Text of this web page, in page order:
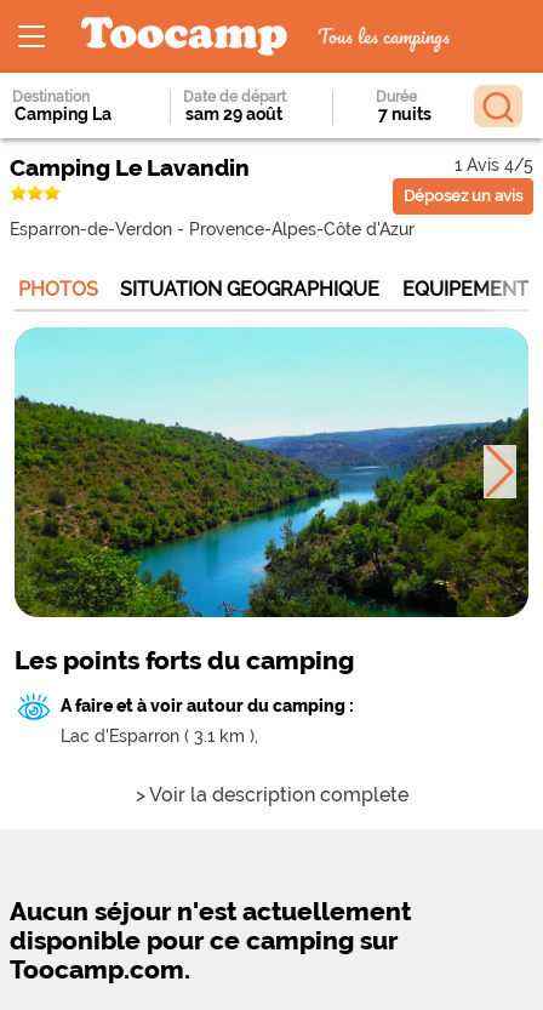
Tous les campings
Destination Date de départ Durée
Camping Le Lavandin
Esparron-de-Verdon - Provence-Alpes-Côte d'Azur
1 Avis 4/5
Déposez un avis
PHOTOS SITUATION GEOGRAPHIQUE
Les points forts du camping
A faire et à voir autour du camping :
Lac d'Esparron ( 3.1 km ),
> Voir la description complete
Aucun séjour n'est actuellement
disponible pour ce camping sur
Toocamp.com.